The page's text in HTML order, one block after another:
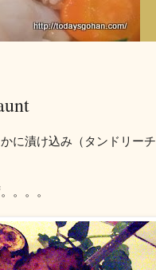
に漬け込み（タンドリーチ
。。。